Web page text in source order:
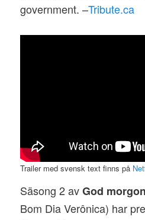
government. –Tribute.ca
Trailer med svensk text finns på
Säsong 2 avGod
Bom Dia Verônica) har